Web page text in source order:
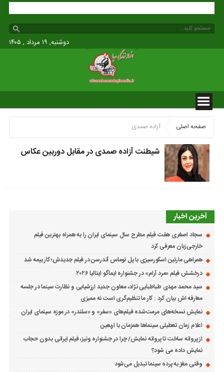
دوشنبه, ۱۹ مرداد , ۱۴۰۵
صفحه اصلی آزاده صمدی
شیطنت آزاده صمدی در مقابل دوربین عکاس
آخرین اخبار
سجاد اصغری هفت فیلم مطرح سال سینمای ایران را به همراه بهترین فیلم
خارجی‌زبان معرفی کرد
همراهی مارتین اسکورسیزی با پل توماس ٱندرسن در فیلم جدیدش؛ کار بیمه شد
درخشش فیلم «مرد آرام» در جشنواره ایماگو ایتالیا ۲۰۲۶
سید محمد مهدی طباطبایی نژاد، معاون جدید ارزشیابی و نظارت سینما در جلسه
معارفه اش بیان کرد : کار ما تنظیم‌گری است نه ممیزی
نمایش نسخه‌های مرمت‌شده فیلم‌های «سفر» و «سلندر» در موزه سینمای ایران
اعلام زمان تعطیلی سینماها همزمان با اربعین
از پروانه ساخت تا پروانه نمایش/ چرا در جشنواره ونیز، فیلم ایرانی بدون حجاب
نمایش داده می شود؟
وقتی مغز به پرده سینما تبدیل می‌شود